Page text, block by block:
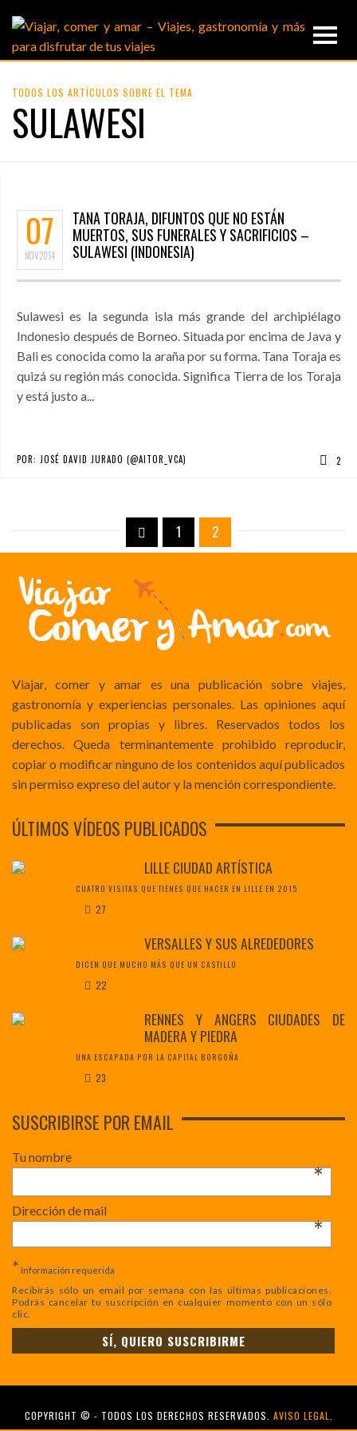
TODOS LOS ARTÍCULOS SOBRE EL TEMA
SULAWESI
07
NOV2014
TANA TORAJA, DIFUNTOS QUE NO ESTÁN
MUERTOS, SUS FUNERALES Y SACRIFICIOS –
SULAWESI (INDONESIA)
Sulawesi es la segunda isla más grande del archipiélago
Indonesio después de Borneo. Situada por encima de Java y
Bali es conocida como la araña por su forma. Tana Toraja es
quizá su región más conocida. Significa Tierra de los Toraja
y está justo a...
POR: JOSÉ DAVID JURADO (@AITOR_VCA) 2
1 2
Viajar, comer y amar es una publicación sobre viajes,
gastronomía y experiencias personales. Las opiniones aquí
publicadas son propias y libres. Reservados todos los
derechos. Queda terminantemente prohibido reproducir,
copiar o modificar ninguno de los contenidos aquí publicados
sin permiso expreso del autor y la mención correspondiente.
ÚLTIMOS VÍDEOS PUBLICADOS
LILLE CIUDAD ARTÍSTICA
CUATRO VISITAS QUE TIENES QUE HACER EN LILLE EN 2015
27
VERSALLES Y SUS ALREDEDORES
DICEN QUE MUCHO MÁS QUE UN CASTILLO
22
RENNES Y ANGERS CIUDADES DE
MADERA Y PIEDRA
UNA ESCAPADA POR LA CAPITAL BORGOÑA
23
SUSCRIBIRSE POR EMAIL
Tu nombre
*
Dirección de mail
*
* Información requerida
Recibirás sólo un email por semana con las últimas publicaciones.
Podrás cancelar tu suscripción en cualquier momento con un sólo
clic.
COPYRIGHT © - TODOS LOS DERECHOS RESERVADOS. AVISO LEGAL